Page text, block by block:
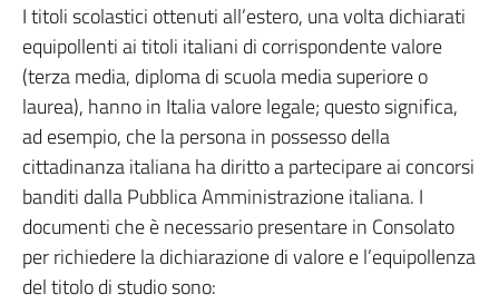
I titoli scolastici ottenuti all’estero, una volta dichiarati
equipollenti ai titoli italiani di corrispondente valore
(terza media, diploma di scuola media superiore o
laurea), hanno in Italia valore legale; questo significa,
ad esempio, che la persona in possesso della
cittadinanza italiana ha diritto a partecipare ai concorsi
banditi dalla Pubblica Amministrazione italiana. I
documenti che è necessario presentare in Consolato
per richiedere la dichiarazione di valore e l’equipollenza
del titolo di studio sono: